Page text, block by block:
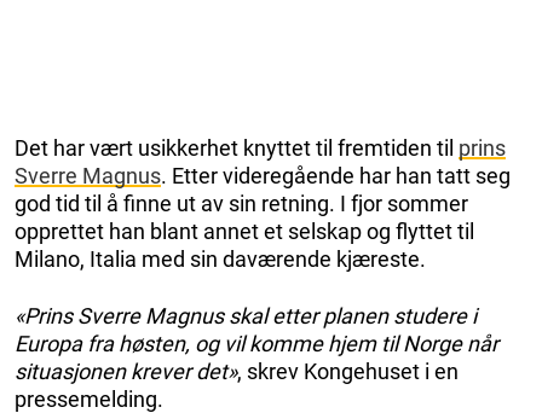
Det har vært usikkerhet knyttet til fremtiden til prins
Sverre Magnus. Etter videregående har han tatt seg
god tid til å finne ut av sin retning. I fjor sommer
opprettet han blant annet et selskap og flyttet til
Milano, Italia med sin daværende kjæreste.
«Prins Sverre Magnus skal etter planen studere i
Europa fra høsten, og vil komme hjem til Norge når
situasjonen krever det», skrev Kongehuset i en
pressemelding.